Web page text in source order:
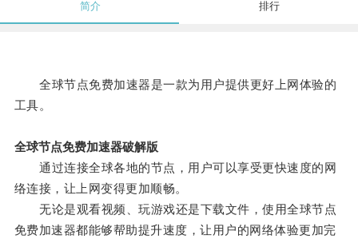
简介 排行
全球节点免费加速器是一款为用户提供更好上网体验的
工具。
全球节点免费加速器破解版
通过连接全球各地的节点，用户可以享受更快速度的网
络连接，让上网变得更加顺畅。
无论是观看视频、玩游戏还是下载文件，使用全球节点
免费加速器都能够帮助提升速度，让用户的网络体验更加完